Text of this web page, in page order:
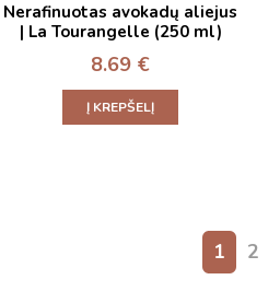
Nerafinuotas avokadų aliejus
| La Tourangelle (250 ml)
8.69 €
Į KREPŠELĮ
1 2